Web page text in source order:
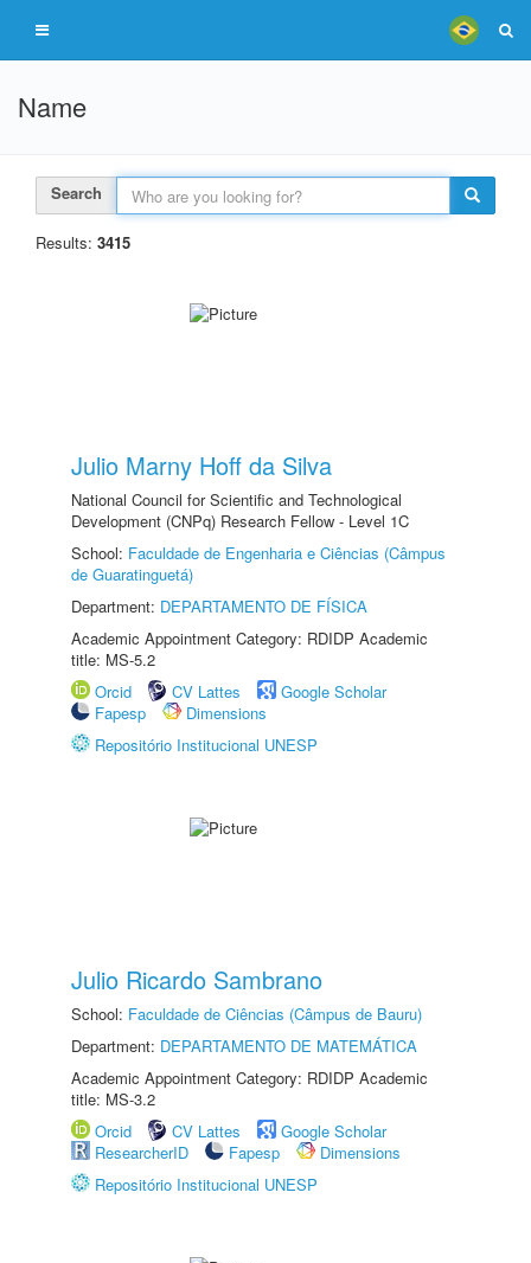
Name
Search
Results: 3415
Julio Marny Hoff da Silva
National Council for Scientific and Technological
Development (CNPq) Research Fellow - Level 1C
School: Faculdade de Engenharia e Ciências (Câmpus
de Guaratinguetá)
Department: DEPARTAMENTO DE FÍSICA
Academic Appointment Category: RDIDP Academic
title: MS-5.2
Orcid
CV Lattes
Google Scholar
Fapesp
Dimensions
Repositório Institucional UNESP
Julio Ricardo Sambrano
School: Faculdade de Ciências (Câmpus de Bauru)
Department: DEPARTAMENTO DE MATEMÁTICA
Academic Appointment Category: RDIDP Academic
title: MS-3.2
Orcid
CV Lattes
Google Scholar
ResearcherID
Fapesp
Dimensions
Repositório Institucional UNESP